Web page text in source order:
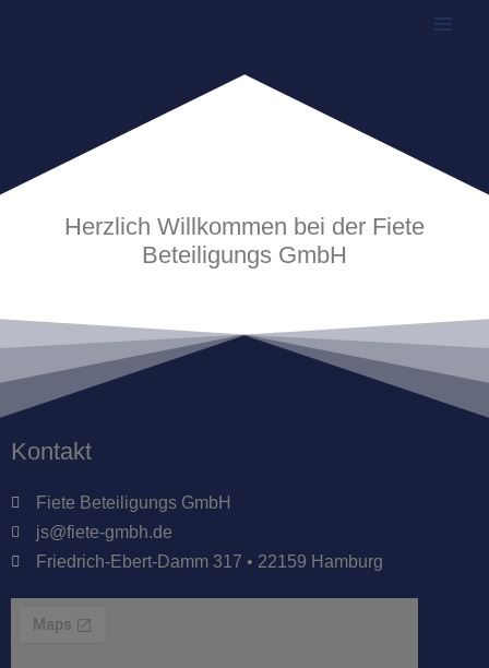
Herzlich Willkommen bei der Fiete
Beteiligungs GmbH
Kontakt
Fiete Beteiligungs GmbH
js@fiete-gmbh.de
Friedrich-Ebert-Damm 317 • 22159 Hamburg